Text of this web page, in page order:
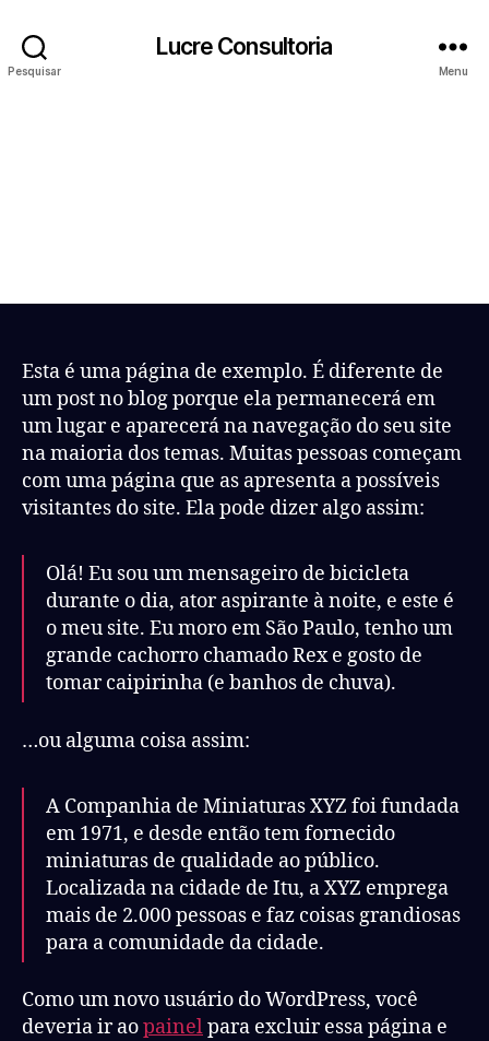
Pesquisar
Lucre Consultoria
Menu
Esta é uma página de exemplo. É diferente de
um post no blog porque ela permanecerá em
um lugar e aparecerá na navegação do seu site
na maioria dos temas. Muitas pessoas começam
com uma página que as apresenta a possíveis
visitantes do site. Ela pode dizer algo assim:
Olá! Eu sou um mensageiro de bicicleta
durante o dia, ator aspirante à noite, e este é
o meu site. Eu moro em São Paulo, tenho um
grande cachorro chamado Rex e gosto de
tomar caipirinha (e banhos de chuva).
…ou alguma coisa assim:
A Companhia de Miniaturas XYZ foi fundada
em 1971, e desde então tem fornecido
miniaturas de qualidade ao público.
Localizada na cidade de Itu, a XYZ emprega
mais de 2.000 pessoas e faz coisas grandiosas
para a comunidade da cidade.
Como um novo usuário do WordPress, você
deveria ir aopainelpara excluir essa página e